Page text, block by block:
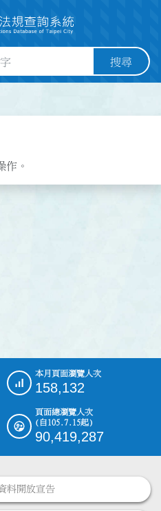
搜尋
作。
本月頁面瀏覽人次
158,132
頁面總瀏覽人次
(自105.7.15起)
90,419,287
料開放宣告